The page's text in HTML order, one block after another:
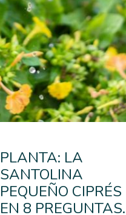
PLANTA: LA
SANTOLINA
PEQUEÑO CIPRÉS
EN 8 PREGUNTAS.